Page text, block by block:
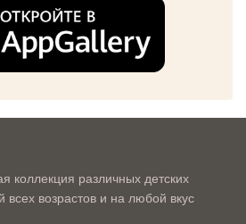
коллекция различных детских
всех возрастов и на любой вкус